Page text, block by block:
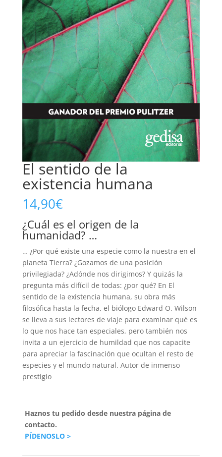
El sentido de la
existencia humana
14,90€
¿Cuál es el origen de la
humanidad? …
… ¿Por qué existe una especie como la nuestra en el
planeta Tierra? ¿Gozamos de una posición
privilegiada? ¿Adónde nos dirigimos? Y quizás la
pregunta más difícil de todas: ¿por qué? En El
sentido de la existencia humana, su obra más
filosófica hasta la fecha, el biólogo Edward O. Wilson
se lleva a sus lectores de viaje para examinar qué es
lo que nos hace tan especiales, pero también nos
invita a un ejercicio de humildad que nos capacite
para apreciar la fascinación que ocultan el resto de
especies y el mundo natural. Autor de inmenso
prestigio
Haznos tu pedido desde nuestra página de
contacto.
PÍDENOSLO >